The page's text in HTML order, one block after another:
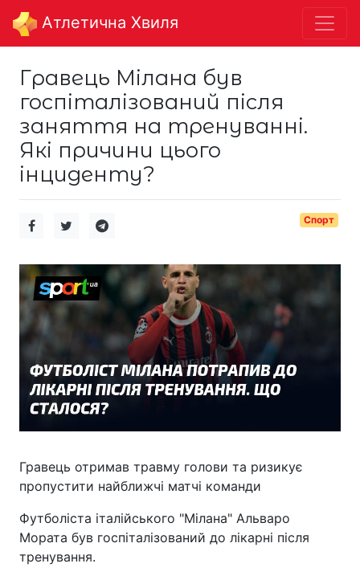
Aтлетична Хвиля
Гравець Мілана був
госпіталізований після
заняття на тренуванні.
Які причини цього
інциденту?
Спорт
Гравець отримав травму голови та ризикує
пропустити найближчі матчі команди
Футболіста італійського "Мілана" Альваро
Мората був госпіталізований до лікарні після
тренування.